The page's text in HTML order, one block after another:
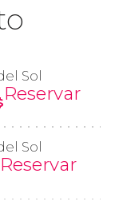
Sol
Reservar
Sol
Reservar